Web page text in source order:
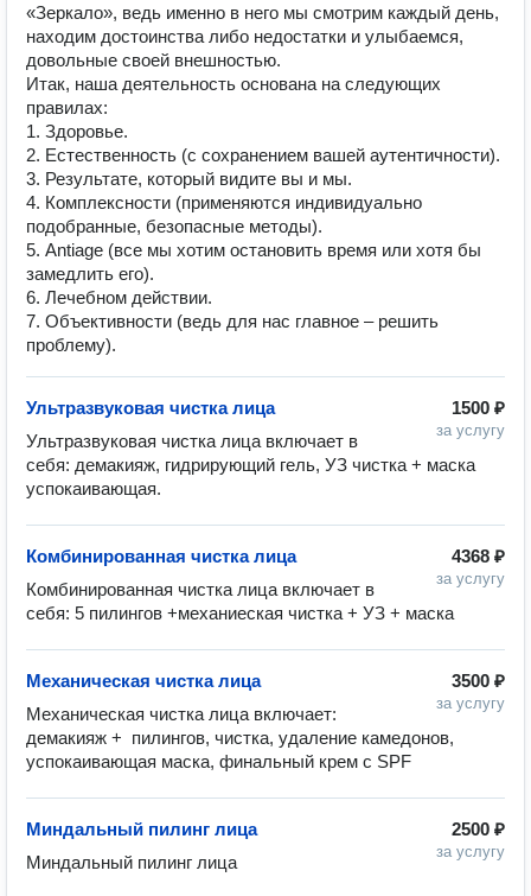
«Зеркало», ведь именно в него мы смотрим каждый день,
находим достоинства либо недостатки и улыбаемся,
довольные своей внешностью.
Итак, наша деятельность основана на следующих
правилах:
1. Здоровье.
2. Естественность (с сохранением вашей аутентичности).
3. Результате, который видите вы и мы.
4. Комплексности (применяются индивидуально
подобранные, безопасные методы).
5. Аntiage (все мы хотим остановить время или хотя бы
замедлить его).
6. Лечебном действии.
7. Объективности (ведь для нас главное – решить
проблему).
1500 ₽
за услугу
Ультразвуковая чистка лица
Ультразвуковая чистка лица включает в
себя: демакияж, гидрирующий гель, УЗ чистка + маска
успокаивающая.
4368 ₽
за услугу
Комбинированная чистка лица
Комбинированная чистка лица включает в
себя: 5 пилингов +механиеская чистка + УЗ + маска
3500 ₽
за услугу
Механическая чистка лица
Механическая чистка лица включает:
демакияж +  пилингов, чистка, удаление камедонов,
успокаивающая маска, финальный крем с SPF
2500 ₽
за услугу
Миндальный пилинг лица
Миндальный пилинг лица